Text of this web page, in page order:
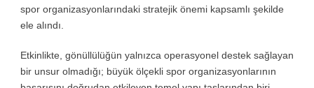
spor organizasyonlarındaki stratejik önemi kapsamlı şekilde
ele alındı.
Etkinlikte, gönüllülüğün yalnızca operasyonel destek sağlayan
bir unsur olmadığı; büyük ölçekli spor organizasyonlarının